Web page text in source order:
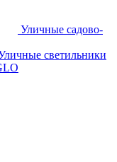
Уличные садово-
светильники